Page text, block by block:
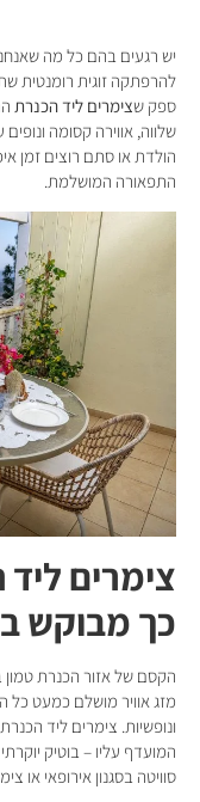
יש רגעים בהם כל מה
להרפתקה זוגית רומנטית
ספק שצימרים ליד הכנרת
שלווה, אווירה קסומה ונופים
הולדת או סתם רוצים זמן
התפאורה המושלמת.
צימרים
כך מבוקש
הקסם של אזור הכנרת טמון
מזג אוויר מושלם כמעט כל
ונופשיות. צימרים ליד
המועדף עליו – בוטיק
סוויטה בסגנון אירופאי או